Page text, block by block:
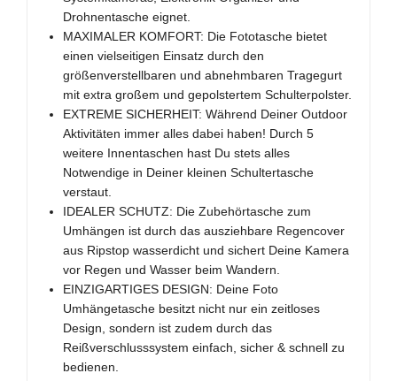
Drohnentasche eignet.
MAXIMALER KOMFORT: Die Fototasche bietet
einen vielseitigen Einsatz durch den
größenverstellbaren und abnehmbaren Tragegurt
mit extra großem und gepolstertem Schulterpolster.
EXTREME SICHERHEIT: Während Deiner Outdoor
Aktivitäten immer alles dabei haben! Durch 5
weitere Innentaschen hast Du stets alles
Notwendige in Deiner kleinen Schultertasche
verstaut.
IDEALER SCHUTZ: Die Zubehörtasche zum
Umhängen ist durch das ausziehbare Regencover
aus Ripstop wasserdicht und sichert Deine Kamera
vor Regen und Wasser beim Wandern.
EINZIGARTIGES DESIGN: Deine Foto
Umhängetasche besitzt nicht nur ein zeitloses
Design, sondern ist zudem durch das
Reißverschlusssystem einfach, sicher & schnell zu
bedienen.